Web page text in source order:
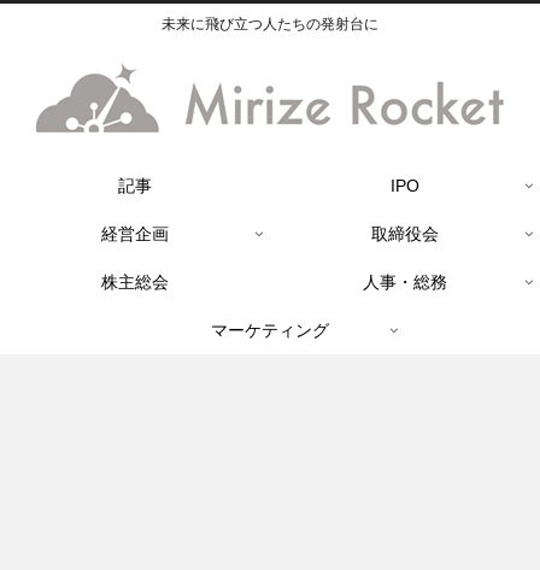
未来に飛び立つ人たちの発射台に
記事 IPO
経営企画 取締役会
株主総会 人事・総務
マーケティング